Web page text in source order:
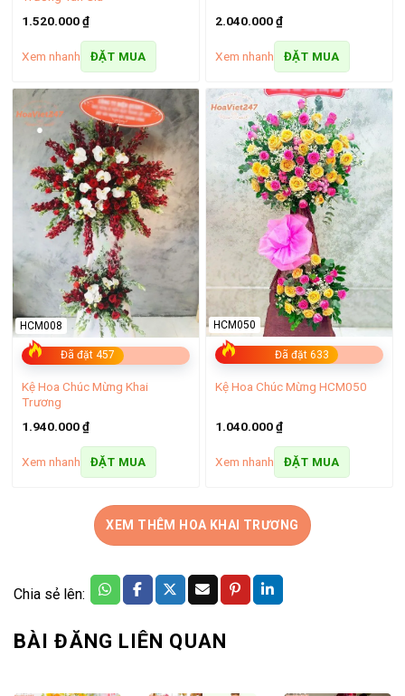
1.520.000₫
Xem nhanh ĐẶT MUA
2.040.000₫
Xem nhanh ĐẶT MUA
Đã đặt 457
HCM008
Kệ Hoa Chúc Mừng Khai
Trương
1.940.000₫
Xem nhanh ĐẶT MUA
Đã đặt 633
HCM050
Kệ Hoa Chúc Mừng HCM050
1.040.000₫
Xem nhanh ĐẶT MUA
XEM THÊM HOA KHAI TRƯƠNG
Chia sẻ lên:
BÀI ĐĂNG LIÊN QUAN